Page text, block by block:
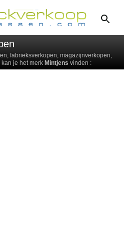
fabrieksverkopen, magazijnverkopen,
je het merk Mintjens vinden :